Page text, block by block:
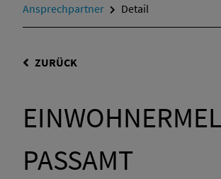
Ansprechpartner
Detail
ZURÜCK
PASSAMT